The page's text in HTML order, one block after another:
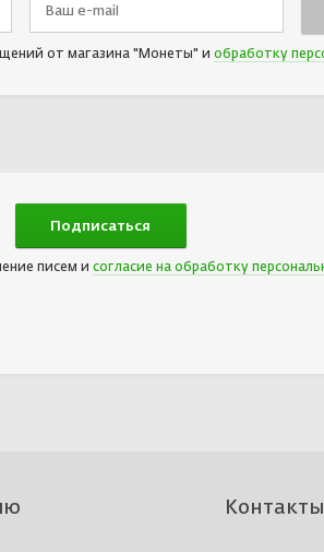
от магазина "Монеты" и обработку
писем и согласие на обработку
Контакты